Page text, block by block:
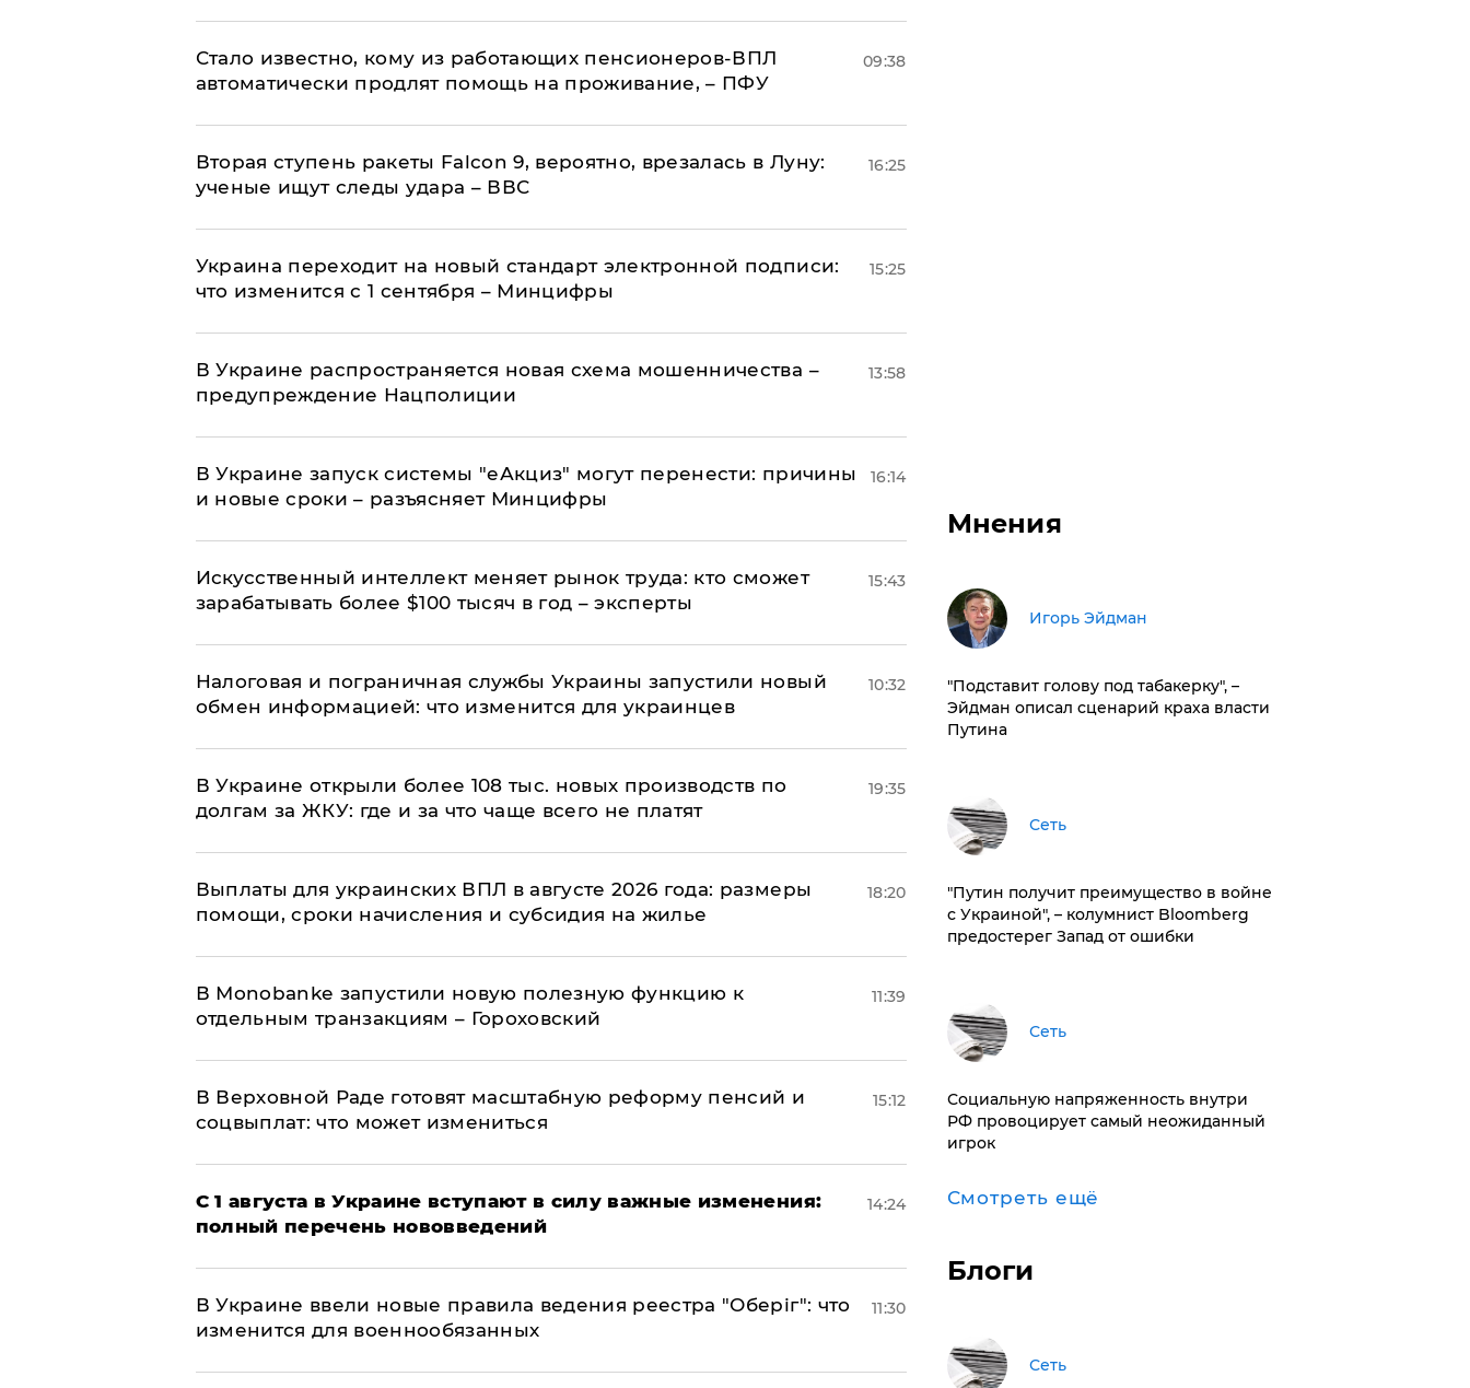
Стало известно, кому из работающих пенсионеров-ВПЛ
автоматически продлят помощь на проживание, – ПФУ
09:38
Вторая ступень ракеты Falcon 9, вероятно, врезалась в Луну:
ученые ищут следы удара – ВВС
16:25
Украина переходит на новый стандарт электронной подписи:
что изменится с 1 сентября – Минцифры
15:25
В Украине распространяется новая схема мошенничества –
предупреждение Нацполиции
13:58
В Украине запуск системы "еАкциз" могут перенести: причины
и новые сроки – разъясняет Минцифры
16:14
Искусственный интеллект меняет рынок труда: кто сможет
зарабатывать более $100 тысяч в год – эксперты
15:43
Налоговая и пограничная службы Украины запустили новый
обмен информацией: что изменится для украинцев
10:32
В Украине открыли более 108 тыс. новых производств по
долгам за ЖКУ: где и за что чаще всего не платят
19:35
Выплаты для украинских ВПЛ в августе 2026 года: размеры
помощи, сроки начисления и субсидия на жилье
18:20
В Мonobankе запустили новую полезную функцию к
отдельным транзакциям – Гороховский
11:39
В Верховной Раде готовят масштабную реформу пенсий и
соцвыплат: что может измениться
15:12
С 1 августа в Украине вступают в силу важные изменения:
полный перечень нововведений
14:24
В Украине ввели новые правила ведения реестра "Оберіг": что
изменится для военнообязанных
11:30
Мнения
Игорь Эйдман
​"Подставит голову под табакерку", –
Эйдман описал сценарий краха власти
Путина
Сеть
"Путин получит преимущество в войне
с Украиной", – колумнист Bloomberg
предостерег Запад от ошибки
Сеть
Социальную напряженность внутри
РФ провоцирует самый неожиданный
игрок
Смотреть ещё
Блоги
Сеть